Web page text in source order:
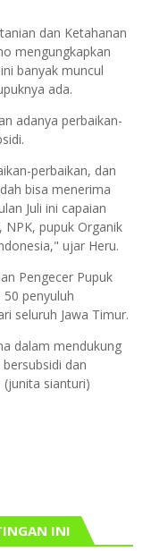
dan Ketahanan
mengungkapkan
banyak muncul
ada.
adanya perbaikan-
perbaikan, dan
bisa menerima
Juli ini capaian
NPK, pupuk Organik
ujar Heru.
Pengecer Pupuk
penyuluh
seluruh Jawa Timur.
dalam mendukung
dan
sianturi)
INI